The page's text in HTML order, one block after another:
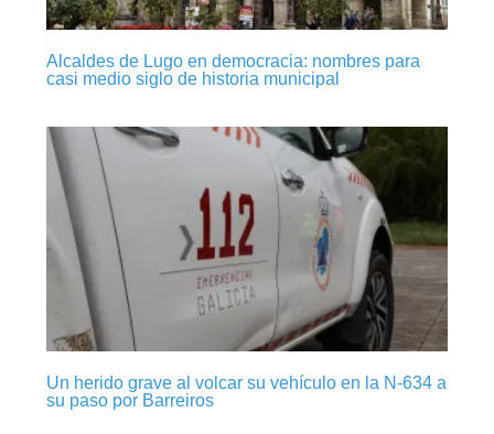
Alcaldes de Lugo en democracia: nombres para
casi medio siglo de historia municipal
Un herido grave al volcar su vehículo en la N-634 a
su paso por Barreiros